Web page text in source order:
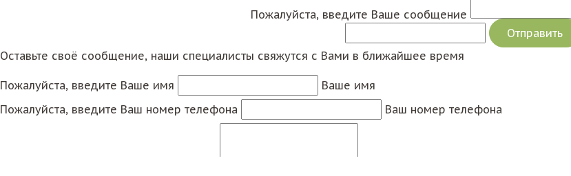
Пожалуйста, введите Ваше сообщение
Оставьте своё сообщение, наши специалисты свяжутся с Вами в ближайшее время
Пожалуйста, введите Ваше имя
Ваше имя
Пожалуйста, введите Ваш номер телефона
Ваш номер телефона